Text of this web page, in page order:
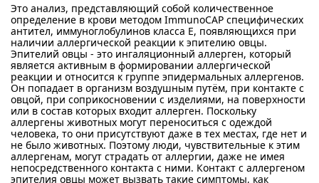
Это анализ, представляющий собой количественное
определение в крови методом ImmunoCAP специфических
антител, иммуноглобулинов класса E, появляющихся при
наличии аллергической реакции к эпителию овцы.
Эпителий овцы - это ингаляционный аллерген, который
является активным в формировании аллергической
реакции и относится к группе эпидермальных аллергенов.
Он попадает в организм воздушным путём, при контакте с
овцой, при соприкосновении с изделиями, на поверхности
или в состав которых входит аллерген. Поскольку
аллергены животных могут переноситься с одеждой
человека, то они присутствуют даже в тех местах, где нет и
не было животных. Поэтому люди, чувствительные к этим
аллергенам, могут страдать от аллергии, даже не имея
непосредственного контакта с ними. Контакт с аллергеном
эпителия овцы может вызвать такие симптомы, как